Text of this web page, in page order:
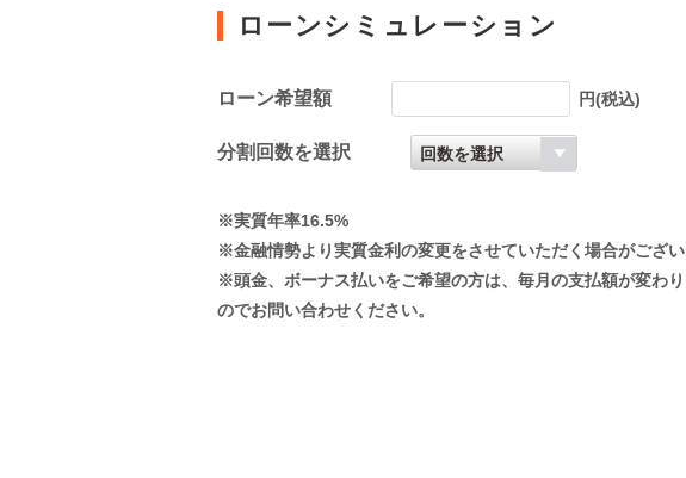
ローンシミュレーション
ローン希望額 円(税込)
分割回数を選択
※実質年率16.5%
※金融情勢より実質金利の変更をさせていただく場合がござい
※頭金、ボーナス払いをご希望の方は、毎月の支払額が変わ
のでお問い合わせください。